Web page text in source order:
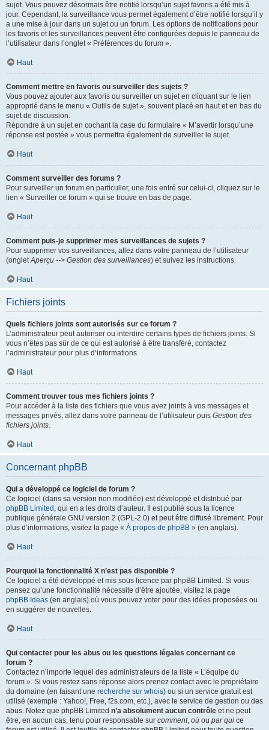
sujet. Vous pouvez désormais être notifié lorsqu’un sujet favoris a été mis à
jour. Cependant, la surveillance vous permet également d’être notifié lorsqu’il y
a une mise à jour dans un sujet ou un forum. Les options de notifications pour
les favoris et les surveillances peuvent être configurées depuis le panneau de
l’utilisateur dans l’onglet « Préférences du forum ».
Haut
Comment mettre en favoris ou surveiller des sujets ?
Vous pouvez ajouter aux favoris ou surveiller un sujet en cliquant sur le lien
approprié dans le menu « Outils de sujet », souvent placé en haut et en bas du
sujet de discussion.
Répondre à un sujet en cochant la case du formulaire « M’avertir lorsqu’une
réponse est postée » vous permettra également de surveiller le sujet.
Haut
Comment surveiller des forums ?
Pour surveiller un forum en particulier, une fois entré sur celui-ci, cliquez sur le
lien « Surveiller ce forum » qui se trouve en bas de page.
Haut
Comment puis-je supprimer mes surveillances de sujets ?
Pour supprimer vos surveillances, allez dans votre panneau de l’utilisateur
(ongletAperçu --> Gestion des surveillances) et suivez les instructions.
Haut
Fichiers joints
Quels fichiers joints sont autorisés sur ce forum ?
L’administrateur peut autoriser ou interdire certains types de fichiers joints. Si
vous n’êtes pas sûr de ce qui est autorisé à être transféré, contactez
l’administrateur pour plus d’informations.
Haut
Comment trouver tous mes fichiers joints ?
Pour accéder à la liste des fichiers que vous avez joints à vos messages et
messages privés, allez dans votre panneau de l’utilisateur puis Gestion des
fichiers joints.
Haut
Concernant phpBB
Qui a développé ce logiciel de forum ?
Ce logiciel (dans sa version non modifiée) est développé et distribué par
phpBB Limited , qui en a les droits d’auteur. Il est publié sous la licence
publique générale GNU version 2 (GPL-2.0) et peut être diffusé librement. Pour
plus d’informations, visitez la page « À propos de phpBB » (en anglais).
Haut
Pourquoi la fonctionnalité X n’est pas disponible ?
Ce logiciel a été développé et mis sous licence par phpBB Limited. Si vous
pensez qu’une fonctionnalité nécessite d’être ajoutée, visitez la page
phpBB Ideas (en anglais) où vous pouvez voter pour des idées proposées ou
en suggérer de nouvelles.
Haut
Qui contacter pour les abus ou les questions légales concernant ce
forum ?
Contactez n’importe lequel des administrateurs de la liste « L’équipe du
forum ». Si vous restez sans réponse alors prenez contact avec le propriétaire
du domaine (en faisant une recherche sur whois) ou si un service gratuit est
utilisé (exemple : Yahoo!, Free, f2s.com, etc.), avec le service de gestion ou des
abus. Notez que phpBB Limited n’a absolument aucun contrôle et ne peut
être, en aucun cas, tenu pour responsable sur comment, où ou par qui ce